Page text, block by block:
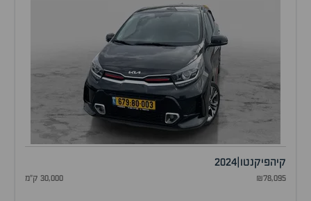
קיהפיקנטו 2024
₪78,095 30,000 ק"מ